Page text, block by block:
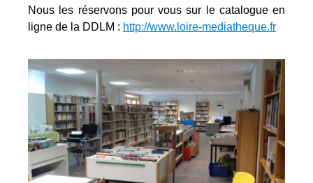
Nous les réservons pour vous sur le catalogue en
ligne de la DDLM : http://www.loire-mediatheque.fr